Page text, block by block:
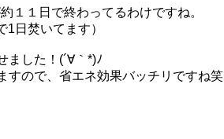
１１日で終わってるわけですね。
1日焚いてます）
ました！(´∀｀*)ﾉ
すので、省エネ効果バッチリですね笑